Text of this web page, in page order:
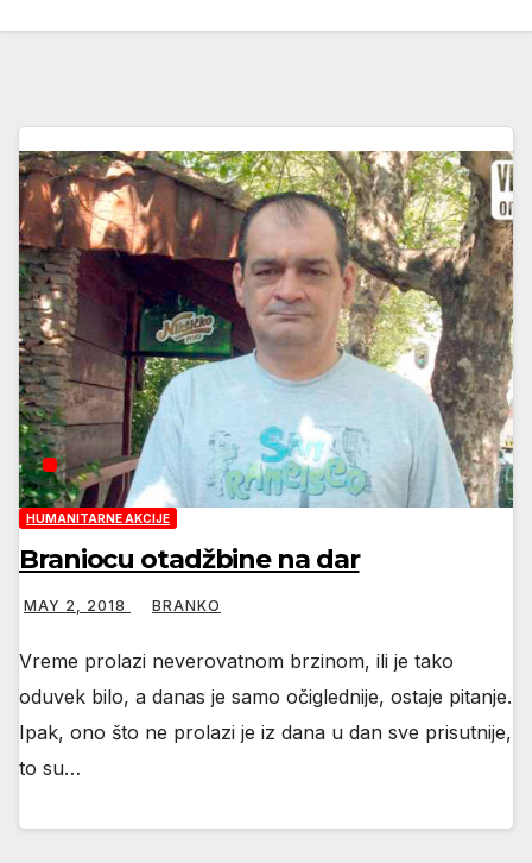
HUMANITARNE AKCIJE
Braniocu otadžbine na dar
MAY 2, 2018 BRANKO
Vreme prolazi neverovatnom brzinom, ili je tako
oduvek bilo, a danas je samo očiglednije, ostaje pitanje.
Ipak, ono što ne prolazi je iz dana u dan sve prisutnije,
to su…